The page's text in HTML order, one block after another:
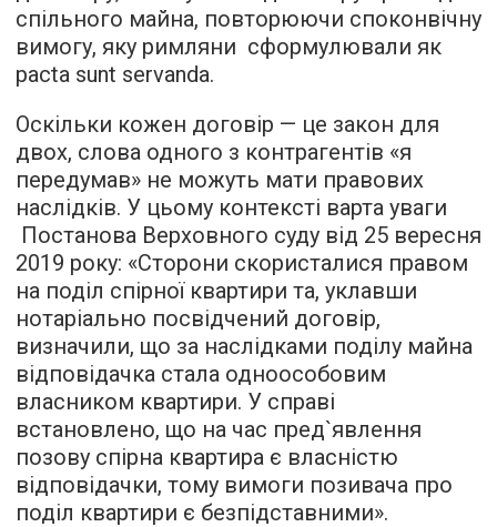
спільного майна, повторюючи споконвічну
вимогу, яку римляни сформулювали як
pacta sunt servanda.
Оскільки кожен договір — це закон для
двох, слова одного з контрагентів «я
передумав» не можуть мати правових
наслідків. У цьому контексті варта уваги
Постанова Верховного суду від 25 вересня
2019 року: «Сторони скористалися правом
на поділ спірної квартири та, уклавши
нотаріально посвідчений договір,
визначили, що за наслідками поділу майна
відповідачка стала одноособовим
власником квартири. У справі
встановлено, що на час пред`явлення
позову спірна квартира є власністю
відповідачки, тому вимоги позивача про
поділ квартири є безпідставними».